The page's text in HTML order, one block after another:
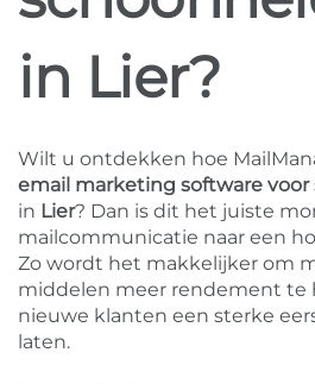
in Lier?
Wilt u ontdekken hoe
email marketing software voor
in Lier? Dan is dit het juiste
mailcommunicatie naar een
Zo wordt het makkelijker om
middelen meer rendement te
nieuwe klanten een sterke
laten.